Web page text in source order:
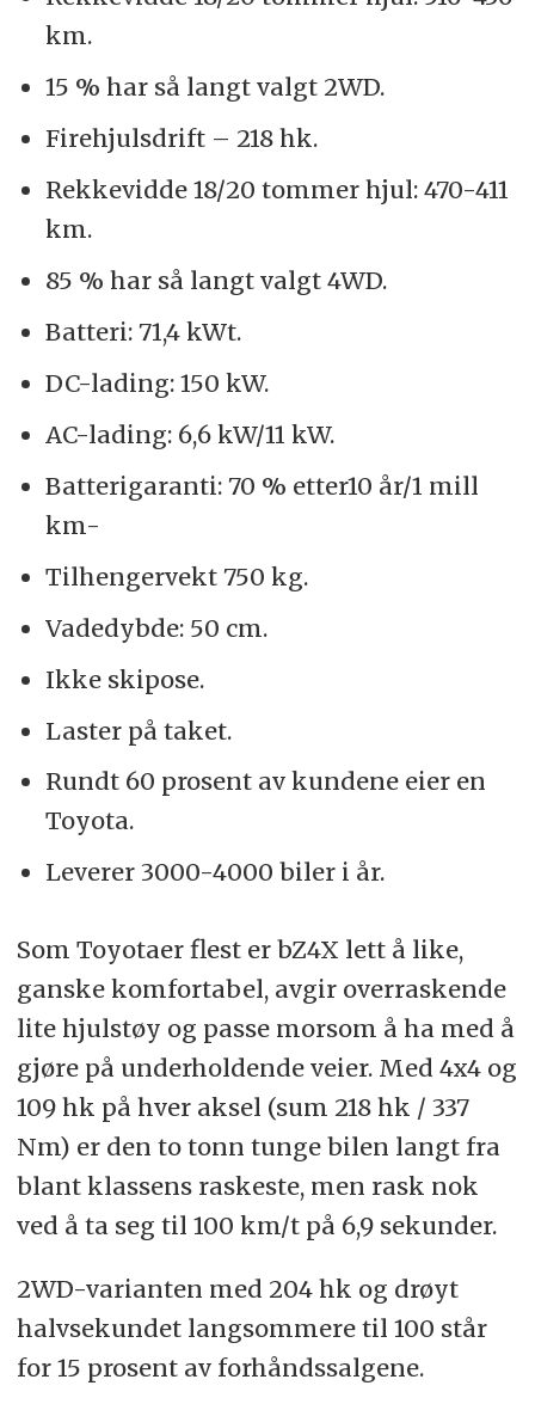
km.
15 % har så langt valgt 2WD.
Firehjulsdrift – 218 hk.
Rekkevidde 18/20 tommer hjul: 470-411
km.
85 % har så langt valgt 4WD.
Batteri: 71,4 kWt.
DC-lading: 150 kW.
AC-lading: 6,6 kW/11 kW.
Batterigaranti: 70 % etter10 år/1 mill
km-
Tilhengervekt 750 kg.
Vadedybde: 50 cm.
Ikke skipose.
Laster på taket.
Rundt 60 prosent av kundene eier en
Toyota.
Leverer 3000-4000 biler i år.
Som Toyotaer flest er bZ4X lett å like,
ganske komfortabel, avgir overraskende
lite hjulstøy og passe morsom å ha med å
gjøre på underholdende veier. Med 4x4 og
109 hk på hver aksel (sum 218 hk / 337
Nm) er den to tonn tunge bilen langt fra
blant klassens raskeste, men rask nok
ved å ta seg til 100 km/t på 6,9 sekunder.
2WD-varianten med 204 hk og drøyt
halvsekundet langsommere til 100 står
for 15 prosent av forhåndssalgene.